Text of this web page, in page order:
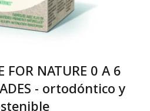
FOR NATURE 0 A 6
- ortodóntico y